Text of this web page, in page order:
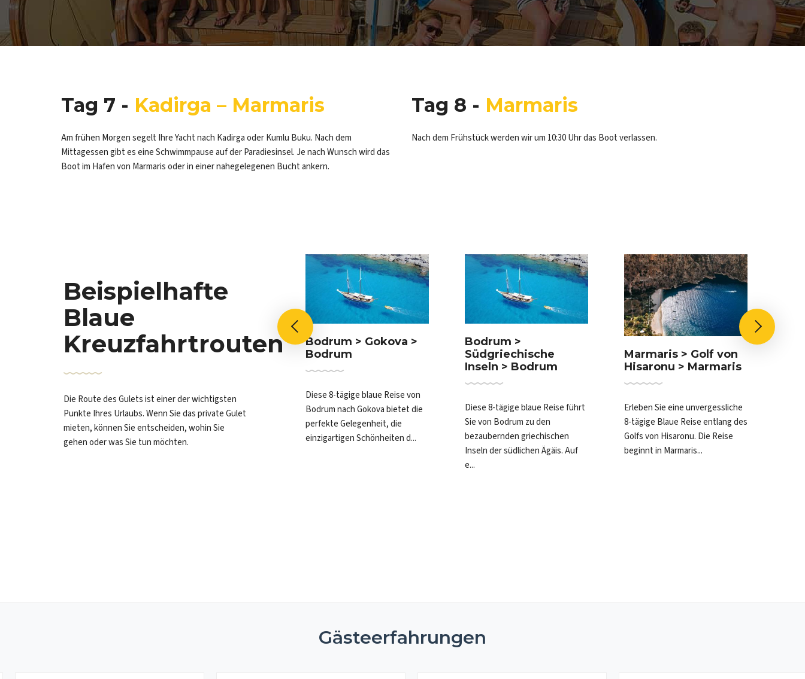
Tag 7 - Kadirga – Marmaris
Am frühen Morgen segelt Ihre Yacht nach Kadirga oder Kumlu Buku. Nach dem
Mittagessen gibt es eine Schwimmpause auf der Paradiesinsel. Je nach Wunsch wird das
Boot im Hafen von Marmaris oder in einer nahegelegenen Bucht ankern.
Tag 8 - Marmaris
Nach dem Frühstück werden wir um 10:30 Uhr das Boot verlassen.
Beispielhafte
Blaue
Kreuzfahrtrouten
Die Route des Gulets ist einer der wichtigsten
Punkte Ihres Urlaubs. Wenn Sie das private Gulet
mieten, können Sie entscheiden, wohin Sie
gehen oder was Sie tun möchten.
- Nord
Bodrum
Bodrum
7 Tage/8 Nächte .
Marmaris > Fethiye >
Abfahrtshafen: Marmaris
Einschiffungsort: Marmaris
Tourdauer: 7 Tage / 8 Nächt...
Bodrum > Gokova >
Bodrum
Diese 8-tägige blaue Reise von
Bodrum nach Gokova bietet die
perfekte Gelegenheit, die
einzigartigen Schönheiten d...
Bodrum >
Südgriechische
Inseln > Bodrum
Diese 8-tägige blaue Reise führt
Sie von Bodrum zu den
bezaubernden griechischen
Inseln der südlichen Ägäis. Auf
e...
Marmaris > Golf von
Hisaronu > Marmaris
Erleben Sie eine unvergessliche
8-tägige Blaue Reise entlang des
Golfs von Hisaronu. Die Reise
beginnt in Marmaris...
Gästeerfahrungen